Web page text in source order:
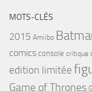
MOTS-CLÉS
2015 Amiibo
comics console critique
edition limitée
Game of Thrones